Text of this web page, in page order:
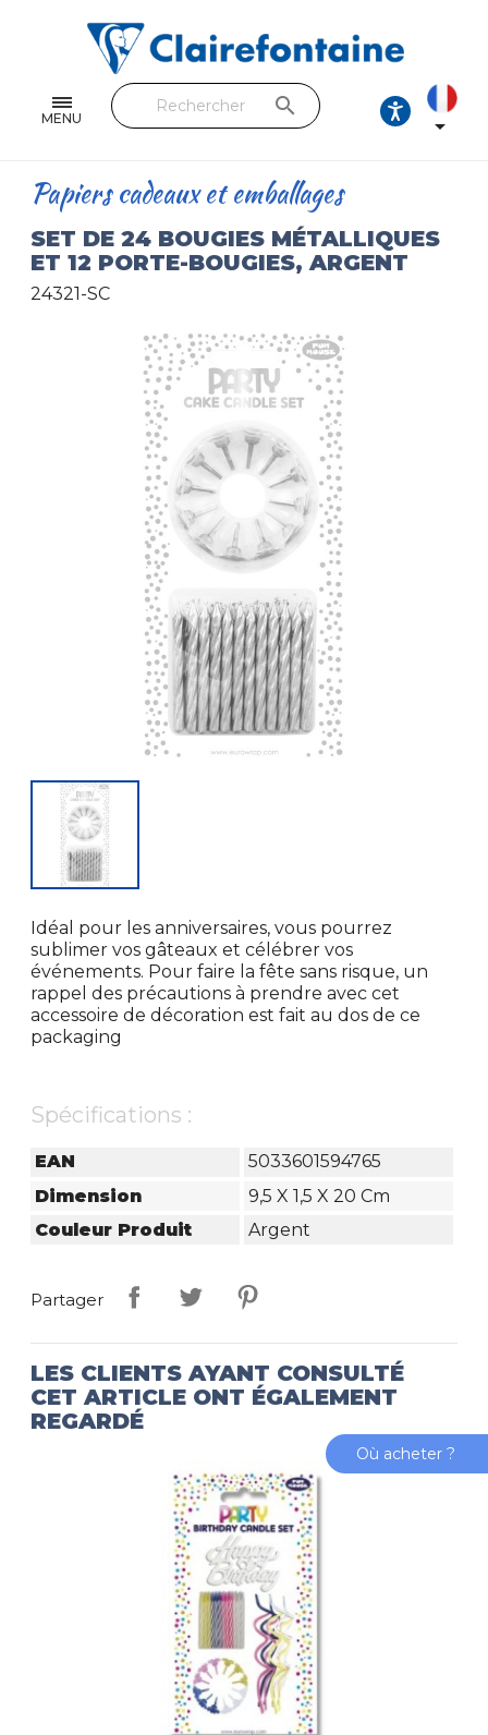
MENU
Feuilles & Copies
Beaux-arts & Dessin
Loisirs créatifs
Papiers cadeaux et emballages
RETROUVEZ NOS COLLECTIONS
Toutes les collections
search

Papiers cadeaux et emballages
SET DE 24 BOUGIES MÉTALLIQUES
ET 12 PORTE-BOUGIES, ARGENT
24321-SC
Idéal pour les anniversaires, vous pourrez
sublimer vos gâteaux et célébrer vos
événements. Pour faire la fête sans risque, un
rappel des précautions à prendre avec cet
accessoire de décoration est fait au dos de ce
packaging
Spécifications :
EAN
5033601594765
Dimension
9,5 X 1,5 X 20 Cm
Couleur Produit
Argent
Partager
LES CLIENTS AYANT CONSULTÉ
CET ARTICLE ONT ÉGALEMENT
REGARDÉ
Où acheter ?